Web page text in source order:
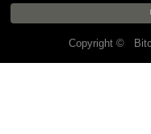
Copyright ©